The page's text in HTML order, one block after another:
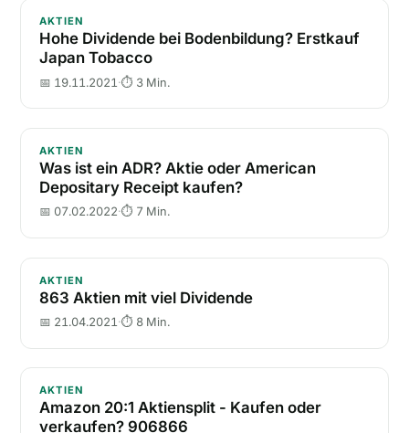
Hohe Dividende bei Bodenbildung? Erstkauf Japan
AKTIEN
Hohe Dividende bei Bodenbildung? Erstkauf
Japan Tobacco
📅 19.11.2021 ·⏱ 3 Min.
Was ist ein ADR? Aktie oder American Depositary
AKTIEN
Was ist ein ADR? Aktie oder American
Depositary Receipt kaufen?
📅 07.02.2022·⏱ 7 Min.
863 Aktien mit viel Dividende
AKTIEN
863 Aktien mit viel Dividende
📅 21.04.2021·⏱ 8 Min.
Amazon 20:1 Aktiensplit - Kaufen oder verkaufen?
AKTIEN
Amazon 20:1 Aktiensplit - Kaufen oder
verkaufen? 906866